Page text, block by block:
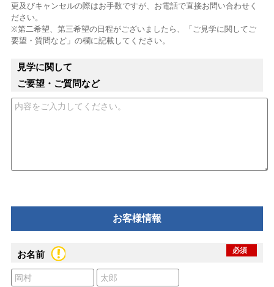
更及びキャンセルの際はお手数ですが、お電話で直接お問い合わせく
ださい。
※第二希望、第三希望の日程がございましたら、「ご見学に関してご
要望・質問など」の欄に記載してください。
見学に関して
ご要望・ご質問など
お客様情報
お名前 必須